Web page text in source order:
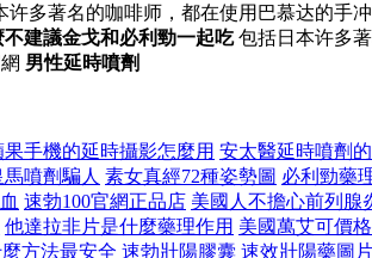
多著名的咖啡师，都在使用巴慕达的手
不建議金戈和必利勁一起吃包括日本许多
男性延時噴劑
果手機的延時攝影怎麼用 安太醫延時噴劑
馬噴劑騙人 素女真經72種姿勢圖 必利勁藥
速勃100官網正品店 美國人不擔心前列腺
他達拉非片是什麼藥理作用 美國萬艾可價
方法最安全 速勃壯陽膠囊 速效壯陽藥圖